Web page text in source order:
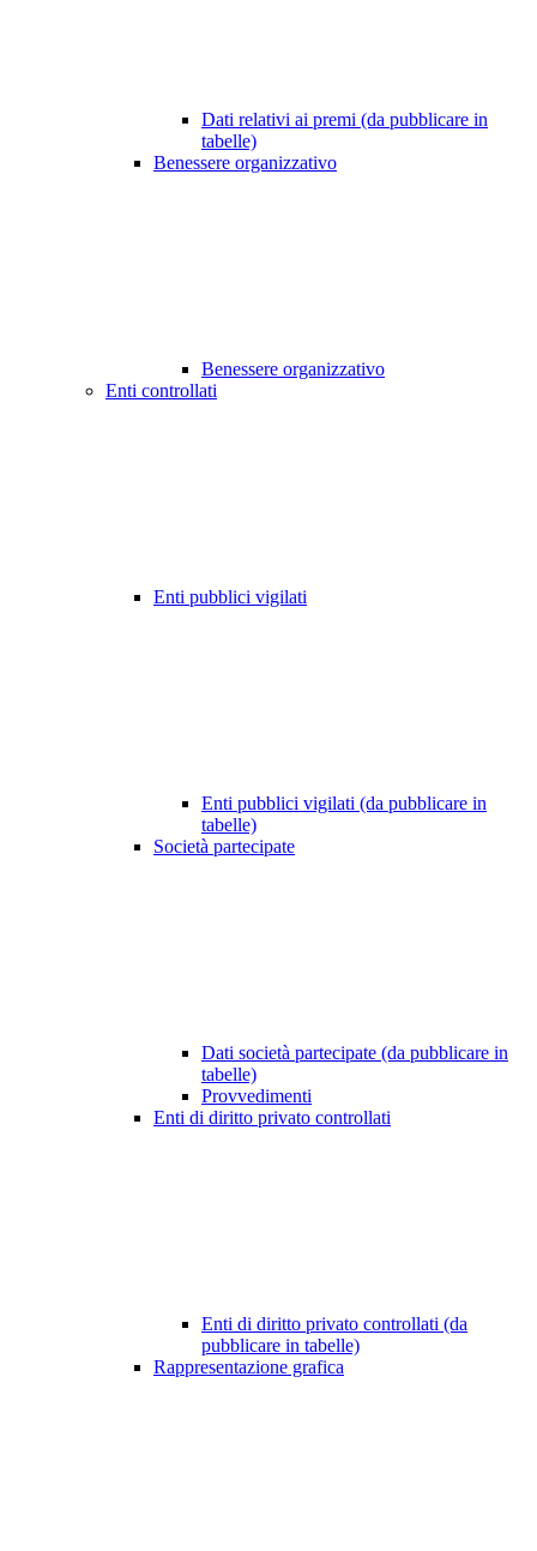
Dati relativi ai premi (da pubblicare in
tabelle)
Benessere organizzativo
Benessere organizzativo
Enti controllati
Enti pubblici vigilati
Enti pubblici vigilati (da pubblicare in
tabelle)
Società partecipate
Dati società partecipate (da pubblicare in
tabelle)
Provvedimenti
Enti di diritto privato controllati
Enti di diritto privato controllati (da
pubblicare in tabelle)
Rappresentazione grafica